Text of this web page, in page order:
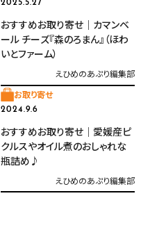
2025.5.27
おすすめお取り寄せ｜カマンベ
ール チーズ『森のろまん』（ほわ
いとファーム）
えひめのあぷり編集部
お取り寄せ
2024.9.6
おすすめお取り寄せ｜愛媛産ピ
クルスやオイル煮のおしゃれな
瓶詰め♪
えひめのあぷり編集部